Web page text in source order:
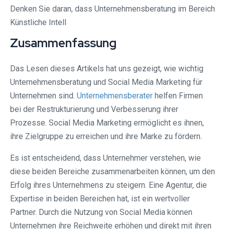
Denken Sie daran, dass Unternehmensberatung im Bereich
Künstliche Intell
Zusammenfassung
Das Lesen dieses Artikels hat uns gezeigt, wie wichtig
Unternehmensberatung und Social Media Marketing für
Unternehmen sind. Unternehmensberater helfen Firmen
bei der Restrukturierung und Verbesserung ihrer
Prozesse. Social Media Marketing ermöglicht es ihnen,
ihre Zielgruppe zu erreichen und ihre Marke zu fördern.
Es ist entscheidend, dass Unternehmer verstehen, wie
diese beiden Bereiche zusammenarbeiten können, um den
Erfolg ihres Unternehmens zu steigern. Eine Agentur, die
Expertise in beiden Bereichen hat, ist ein wertvoller
Partner. Durch die Nutzung von Social Media können
Unternehmen ihre Reichweite erhöhen und direkt mit ihren